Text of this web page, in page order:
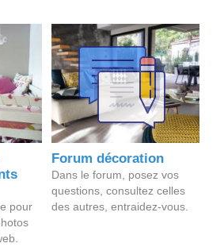
pour
Forum décoration
Dans le forum, posez vos
questions, consultez celles
des autres, entraidez-vous.